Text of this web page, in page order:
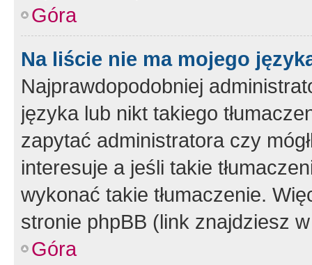
Góra
Na liście nie ma mojego
Najprawdopodobniej
języka lub nikt takiego
zapytać administratora czy
interesuje a jeśli takie
wykonać takie tłumaczenie.
stronie phpBB (link znajdziesz
Góra